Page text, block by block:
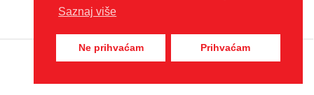
Saznaj više
Ne prihvaćam Prihvaćam